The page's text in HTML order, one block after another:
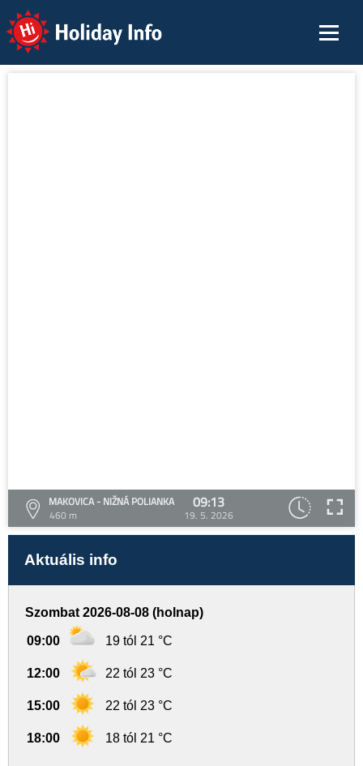
Holiday Info
MAKOVICA - NIŽNÁ POLIANKA
460 m
09:13
19. 5. 2026
Aktuális info
Szombat 2026-08-08 (holnap)
09:00 19 tól 21 °C
12:00 22 tól 23 °C
15:00 22 tól 23 °C
18:00 18 tól 21 °C